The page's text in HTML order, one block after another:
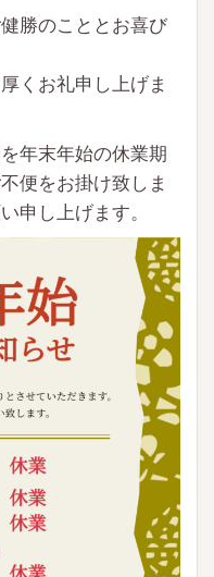
勝のこととお喜び
くお礼申し上げま
年末年始の休業期
便をお掛け致しま
申し上げます。